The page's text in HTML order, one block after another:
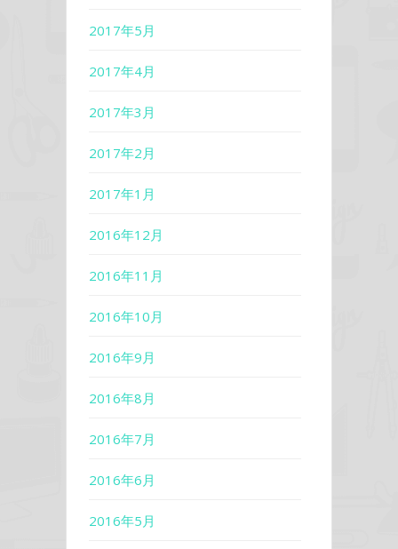
2017年5月
2017年4月
2017年3月
2017年2月
2017年1月
2016年12月
2016年11月
2016年10月
2016年9月
2016年8月
2016年7月
2016年6月
2016年5月